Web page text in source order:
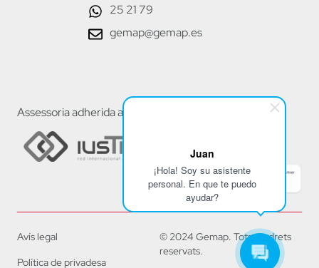
Juan
¡Hola! Soy su asistente
personal. En que te puedo
ayudar?
25 21 79
gemap@gemap.es
Assessoria adherida a:
© 2024 Gemap. Tots els drets
reservats.
Avís legal
Política de privadesa